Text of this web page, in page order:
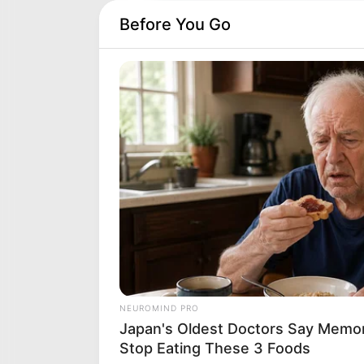
PRONOSTIC QUINTÉ
Before You Go
NEUROMIND PRO
Japan's Oldest Doctors Say
Stop Eating These 3 Foods
HABERION
Remember Honey Boo Boo?
Sit Down Before You See Her Now